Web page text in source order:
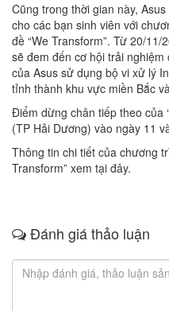
Cũng trong thời gian này,
cho các bạn sinh viên với
đề “We Transform”. Từ 20/
sẽ đem đến cơ hội trải
của Asus sử dụng bộ vi xử lý
tỉnh thành khu vực miền Bắc
Điểm dừng chân tiếp theo của
(TP Hải Dương) vào ngày 11
Thông tin chi tiết của chương
Transform” xem tại đây.
Đánh giá thảo luận